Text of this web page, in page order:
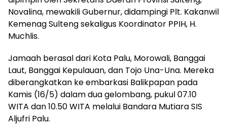
Novalina, mewakili Gubernur, didampingi Plt. Kakanwil
Kemenag Sulteng sekaligus Koordinator PPIH, H.
Muchlis.
Jamaah berasal dari Kota Palu, Morowali, Banggai
Laut, Banggai Kepulauan, dan Tojo Una-Una. Mereka
diberangkatkan ke embarkasi Balikpapan pada
Kamis (16/5) dalam dua gelombang, pukul 07.10
WITA dan 10.50 WITA melalui Bandara Mutiara SIS
Aljufri Palu.